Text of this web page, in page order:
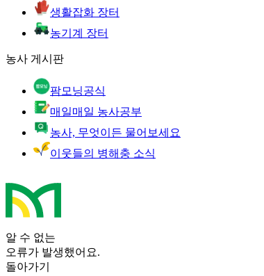
생활잡화 장터
농기계 장터
농사 게시판
팜모닝공식
매일매일 농사공부
농사, 무엇이든 물어보세요
이웃들의 병해충 소식
알 수 없는
오류가 발생했어요.
돌아가기